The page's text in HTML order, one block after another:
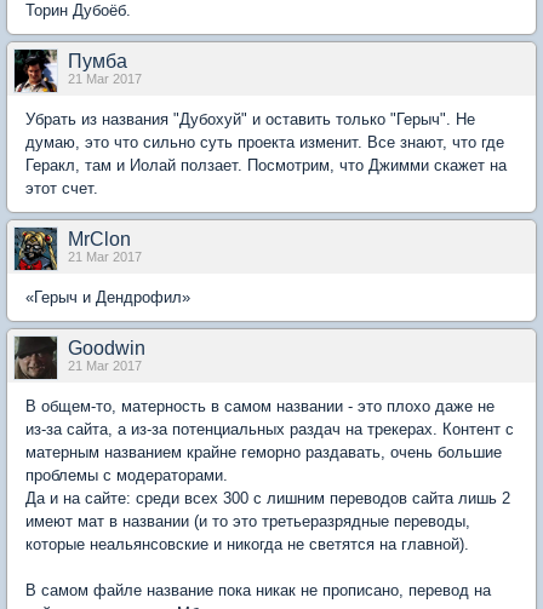
Торин Дубоёб.
Пумба
21 Mar 2017
Убрать из названия "Дубохуй" и оставить только "Герыч". Не
думаю, это что сильно суть проекта изменит. Все знают, что где
Геракл, там и Иолай ползает. Посмотрим, что Джимми скажет на
этот счет.
MrClon
21 Mar 2017
«Герыч и Дендрофил»
Goodwin
21 Mar 2017
В общем-то, матерность в самом названии - это плохо даже не
из-за сайта, а из-за потенциальных раздач на трекерах. Контент с
матерным названием крайне геморно раздавать, очень большие
проблемы с модераторами.
Да и на сайте: среди всех 300 с лишним переводов сайта лишь 2
имеют мат в названии (и то это третьеразрядные переводы,
которые неальянсовские и никогда не светятся на главной).
В самом файле название пока никак не прописано, перевод на